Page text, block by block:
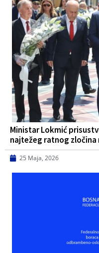
Ministar Lokmić
najtežeg ratnog
25 Maja, 2026